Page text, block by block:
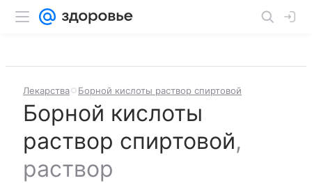
Лекарства Борной кислоты раствор спиртовой
Борной кислоты
раствор спиртовой,
раствор